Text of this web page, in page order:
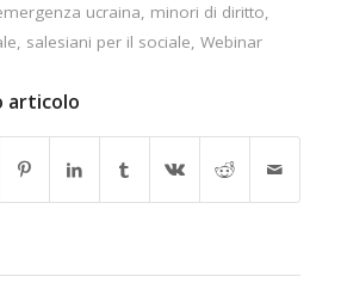
ucraina, minori di diritto,
, salesiani per il sociale, Webinar
articolo